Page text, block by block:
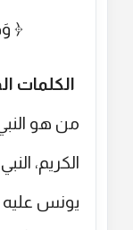
﴿
الكلمات
من هو
الكريم،
يونس عليه